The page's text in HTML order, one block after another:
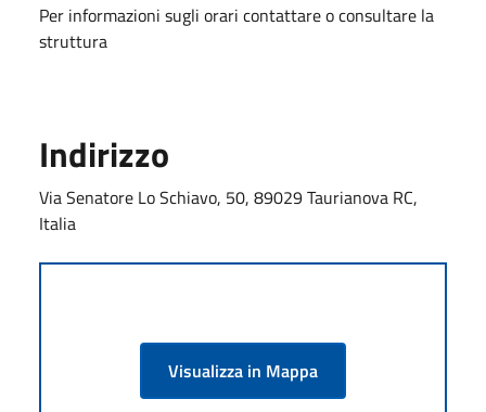
Per informazioni sugli orari contattare o consultare la
struttura
Indirizzo
Via Senatore Lo Schiavo, 50, 89029 Taurianova RC,
Italia
Visualizza in Mappa